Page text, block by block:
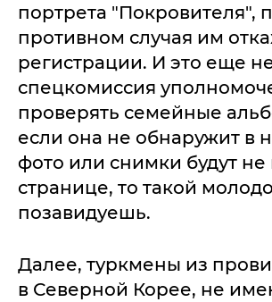
портрета "Покровителя",
противном случая им
регистрации. И это еще
спецкомиссия
проверять семейные
если она не обнаружит в
фото или снимки будут не
странице, то такой
позавидуешь.
Далее, туркмены из
в Северной Корее, не